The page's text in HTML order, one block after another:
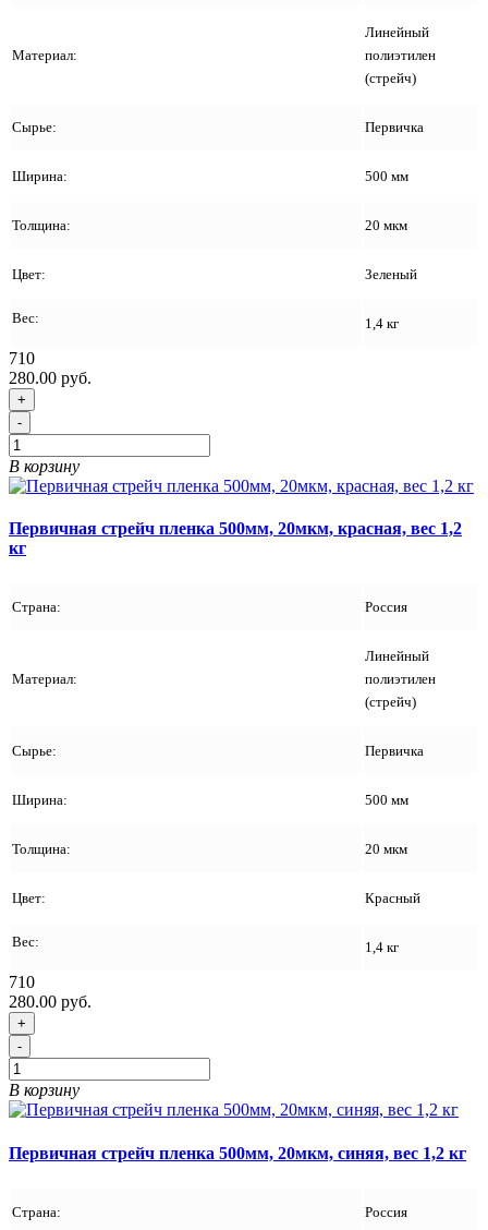
Материал:
Линейный
полиэтилен
(стрейч)
Сырье: Первичка
Ширина: 500 мм
Толщина: 20 мкм
Цвет: Зеленый
Вес: 1,4 кг
710
280.00 руб.
+
-
В корзину
Первичная стрейч пленка 500мм, 20мкм, красная, вес 1,2
кг
Страна: Россия
Материал:
Линейный
полиэтилен
(стрейч)
Сырье: Первичка
Ширина: 500 мм
Толщина: 20 мкм
Цвет: Красный
Вес: 1,4 кг
710
280.00 руб.
+
-
В корзину
Первичная стрейч пленка 500мм, 20мкм, синяя, вес 1,2 кг
Страна: Россия